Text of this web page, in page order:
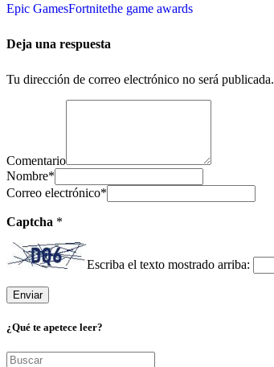
Epic GamesFortnitethe game awards
Deja una respuesta
Tu dirección de correo electrónico no será publicada.
Comentario
Nombre*
Correo electrónico*
Captcha *
Escriba el texto mostrado arriba:
¿Qué te apetece leer?